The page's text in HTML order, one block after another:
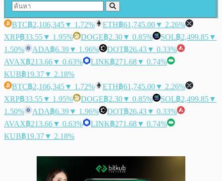
BTC฿2,106,345▼ 1.72% ETH฿61,745.00▼ 2.26%
XRP฿33.55▼ 1.95% DOGE฿2.30▼ 0.85% SOL฿2,499.85▼
1.50%
ADA฿6.39▼ 1.96% DOT฿26.43▼ 0.33%
AVAX฿213.66▼ 0.63% LINK฿271.68▼ 0.74%
KUB฿19.37▼ 2.18%
BTC฿2,106,345▼ 1.72% ETH฿61,745.00▼ 2.26%
XRP฿33.55▼ 1.95% DOGE฿2.30▼ 0.85% SOL฿2,499.85▼
1.50%
ADA฿6.39▼ 1.96% DOT฿26.43▼ 0.33%
AVAX฿213.66▼ 0.63% LINK฿271.68▼ 0.74%
KUB฿19.37▼ 2.18%